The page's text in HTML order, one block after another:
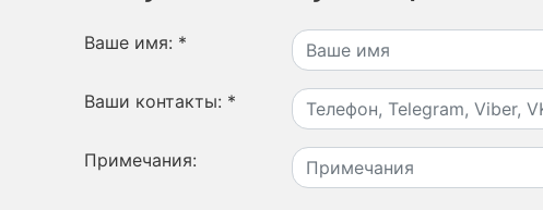
Ваше имя: *
Ваши контакты: *
Примечания: